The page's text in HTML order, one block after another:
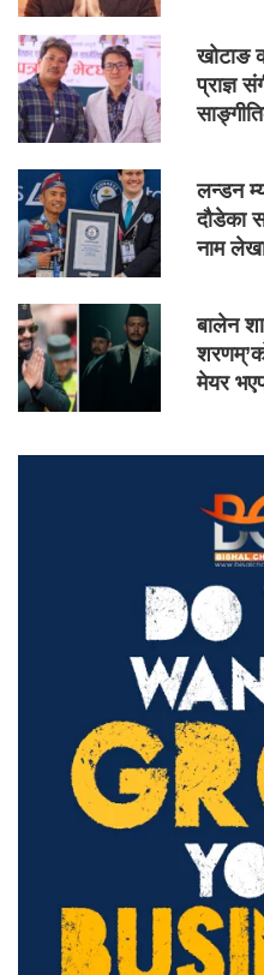
खोटाङ
प्राज्ञ
लन्डन
दौडेका
नाम
बालेन
मेयर